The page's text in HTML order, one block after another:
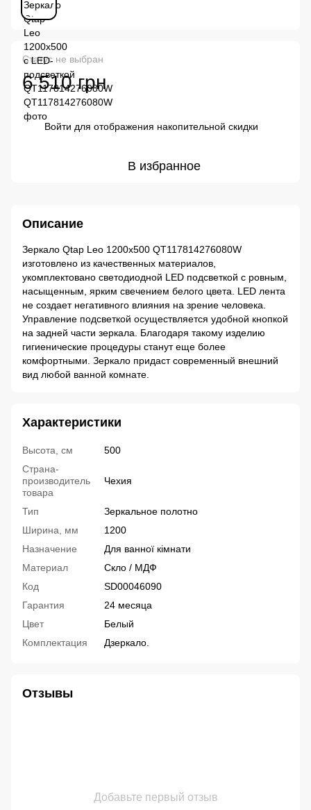
Статус не выбран
6 510 грн
Войти для отображения накопительной скидки
В избранное
Описание
Зеркало Qtap Leo 1200х500 QT117814276080W
изготовлено из качественных материалов,
укомплектовано светодиодной LED подсветкой с ровным,
насыщенным, ярким свечением белого цвета. LED лента
не создает негативного влияния на зрение человека.
Управление подсветкой осуществляется удобной кнопкой
на задней части зеркала. Благодаря такому изделию
гигиенические процедуры станут еще более
комфортными. Зеркало придаст современный внешний
вид любой ванной комнате.
Характеристики
Высота, см
500
Страна-
производитель
товара
Чехия
Тип
Зеркальное полотно
Ширина, мм
1200
Назначение
Для ванної кімнати
Материал
Скло / МДФ
Код
SD00046090
Гарантия
24 месяца
Цвет
Белый
Комплектация
Дзеркало.
Отзывы
Добавьте первый отзыв